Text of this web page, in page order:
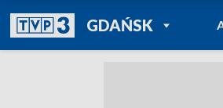
GDAŃSKPOWRÓT DO
TVP REGIONY